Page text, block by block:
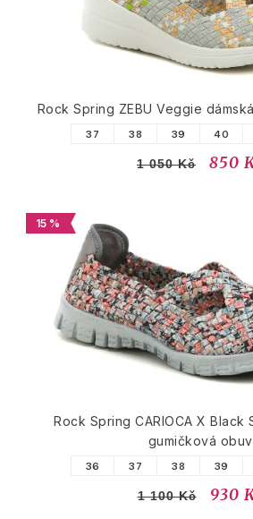
Rock Spring ZEBU Veggie
37 38 39 40
1 050 Kč 850
15 %
Rock Spring CARIOCA X Black
gumičková obuv
36 37 38 39
1 100 Kč 930